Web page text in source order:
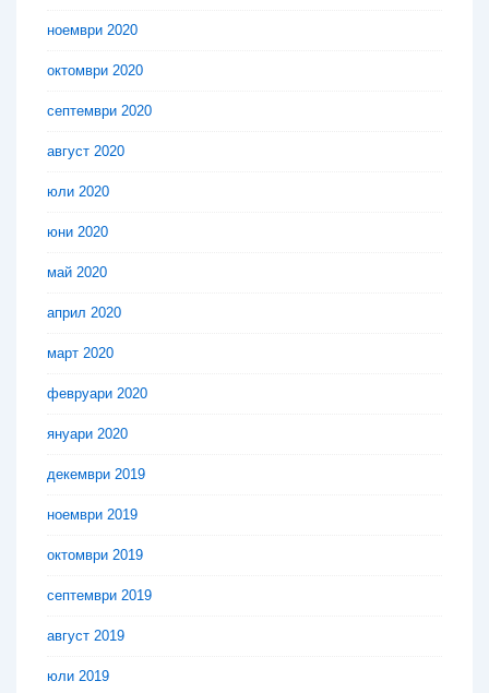
ноември 2020
октомври 2020
септември 2020
август 2020
юли 2020
юни 2020
май 2020
април 2020
март 2020
февруари 2020
януари 2020
декември 2019
ноември 2019
октомври 2019
септември 2019
август 2019
юли 2019